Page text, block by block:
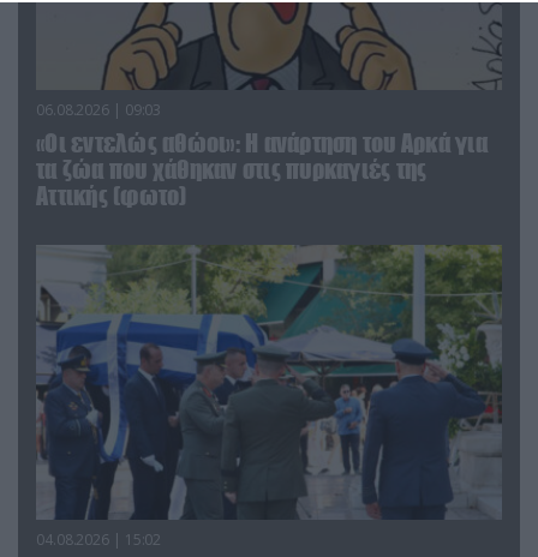
06.08.2026 | 09:03
«Οι εντελώς αθώοι»: Η ανάρτηση του Αρκά για
τα ζώα που χάθηκαν στις πυρκαγιές της
Αττικής (φωτο)
04.08.2026 | 15:02